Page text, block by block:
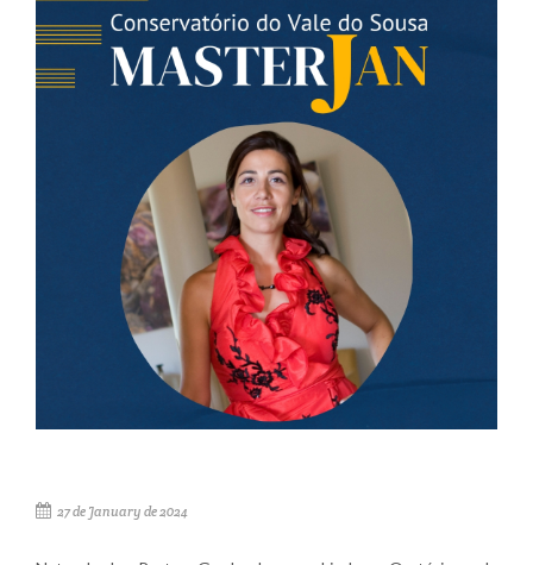
27 de January de 2024